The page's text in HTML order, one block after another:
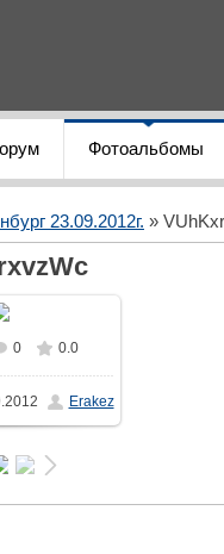
Фотоальбомы
23.09.2012г. »
0 0.0
Erakez